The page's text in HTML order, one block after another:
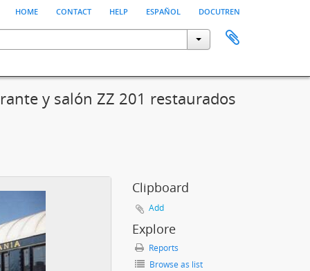
home contact help español docutren
y salón ZZ 201 restaurados
Clipboard
Add
Explore
Reports
Browse as list